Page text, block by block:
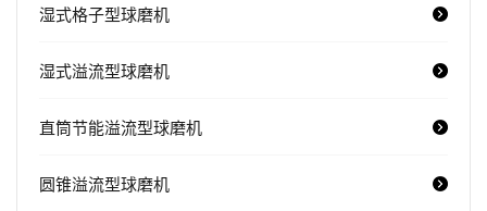
湿式格子型球磨机
湿式溢流型球磨机
直筒节能溢流型球磨机
圆锥溢流型球磨机